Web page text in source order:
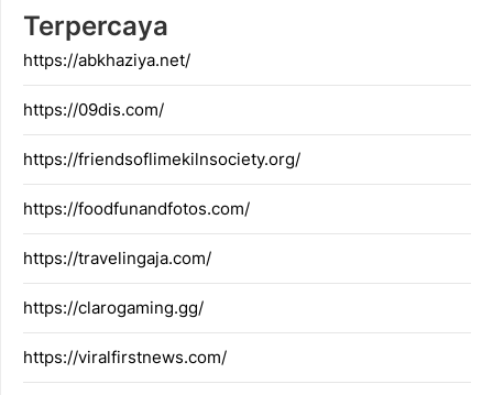
Terpercaya
https://abkhaziya.net/
https://09dis.com/
https://friendsoflimekilnsociety.org/
https://foodfunandfotos.com/
https://travelingaja.com/
https://clarogaming.gg/
https://viralfirstnews.com/